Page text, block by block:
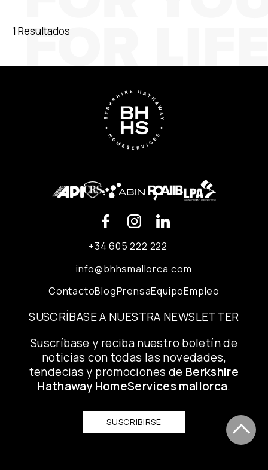
1 Resultados
+34 605 222 222
info@bhhsmallorca.com
ContactoBlogPrensaEquipoEmpleo
SUSCRÍBASE A NUESTRA NEWSLETTER
Suscríbase y reciba nuestro boletín de
noticias con todas las novedades,
tendecias y promociones de Berkshire
Hathaway HomeServices mallorca.
SUSCRIBIRSE